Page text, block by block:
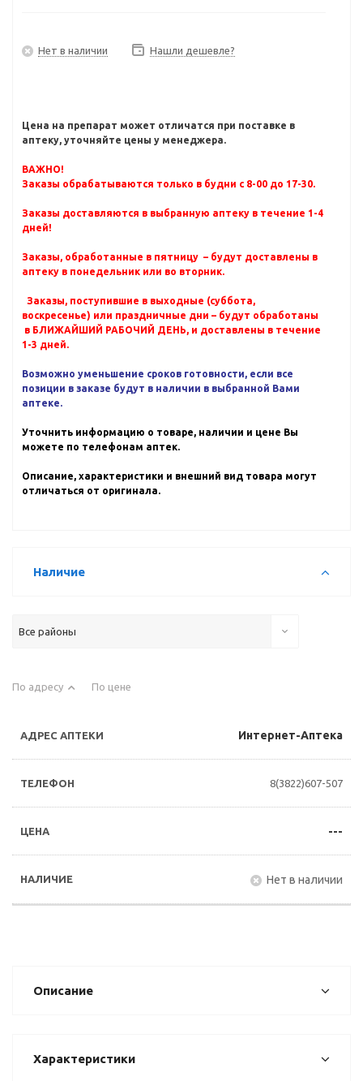
Нет в наличии Нашли дешевле?
Цена на препарат может отличатся при поставке в
аптеку, уточняйте цены у менеджера.
ВАЖНО!
Заказы обрабатываются только в будни с 8-00 до 17-30.
Заказы доставляются в выбранную аптеку в течение 1-4
дней!
Заказы, обработанные в пятницу – будут доставлены в
аптеку в понедельник или во вторник.
Заказы, поступившие в выходные (суббота,
воскресенье) или праздничные дни – будут обработаны
в БЛИЖАЙШИЙ РАБОЧИЙ ДЕНЬ, и доставлены в течение
1-3 дней.
Возможно уменьшение сроков готовности, если все
позиции в заказе будут в наличии в выбранной Вами
аптеке.
Уточнить информацию о товаре, наличии и цене Вы
можете по телефонам аптек.
Описание, характеристики и внешний вид товара могут
отличаться от оригинала.
Наличие
Все районы
По адресу По цене
Интернет-Аптека
8(3822)607-507
---
Нет в наличии
Описание
Характеристики